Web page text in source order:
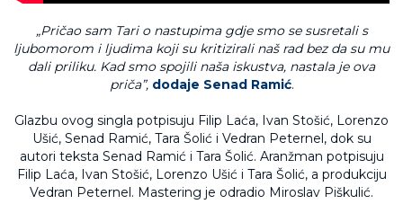
„Pričao sam Tari o nastupima gdje smo se susretali s
ljubomorom i ljudima koji su kritizirali naš rad bez da su mu
dali priliku. Kad smo spojili naša iskustva, nastala je ova
priča”, dodaje Senad Ramić.
Glazbu ovog singla potpisuju Filip Laća, Ivan Stošić, Lorenzo
Ušić, Senad Ramić, Tara Šolić i Vedran Peternel, dok su
autori teksta Senad Ramić i Tara Šolić. Aranžman potpisuju
Filip Laća, Ivan Stošić, Lorenzo Ušić i Tara Šolić, a produkciju
Vedran Peternel. Mastering je odradio Miroslav Piškulić.